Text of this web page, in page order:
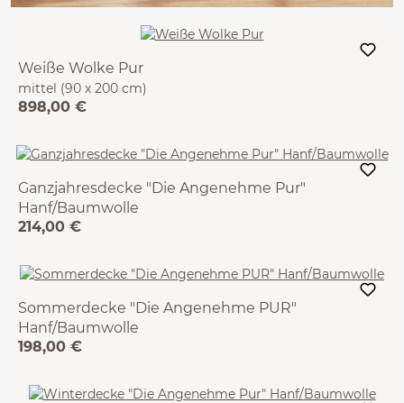
Weiße Wolke Pur
mittel (90 x 200 cm)
898,00 €
Ganzjahresdecke "Die Angenehme Pur"
Hanf/Baumwolle
VEGAN (140 x 200 cm)
214,00 €
Sommerdecke "Die Angenehme PUR"
Hanf/Baumwolle
VEGAN (140 x 200 cm)
198,00 €